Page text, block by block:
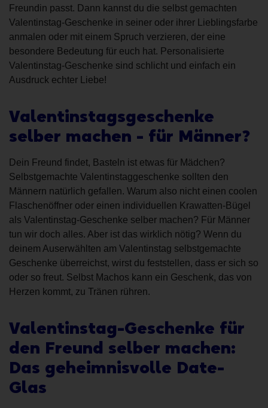
Freundin passt. Dann kannst du die selbst gemachten
Valentinstag-Geschenke in seiner oder ihrer Lieblingsfarbe
anmalen oder mit einem Spruch verzieren, der eine
besondere Bedeutung für euch hat. Personalisierte
Valentinstag-Geschenke sind schlicht und einfach ein
Ausdruck echter Liebe!
Valentinstagsgeschenke
selber machen - für Männer?
Dein Freund findet, Basteln ist etwas für Mädchen?
Selbstgemachte Valentinstaggeschenke sollten den
Männern natürlich gefallen. Warum also nicht einen coolen
Flaschenöffner oder einen individuellen Krawatten-Bügel
als Valentinstag-Geschenke selber machen? Für Männer
tun wir doch alles. Aber ist das wirklich nötig? Wenn du
deinem Auserwählten am Valentinstag selbstgemachte
Geschenke überreichst, wirst du feststellen, dass er sich so
oder so freut. Selbst Machos kann ein Geschenk, das von
Herzen kommt, zu Tränen rühren.
Valentinstag-Geschenke für
den Freund selber machen:
Das geheimnisvolle Date-
Glas